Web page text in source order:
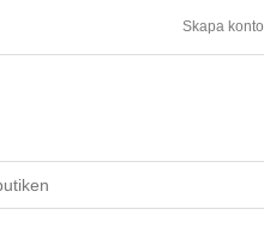
Skapa konto